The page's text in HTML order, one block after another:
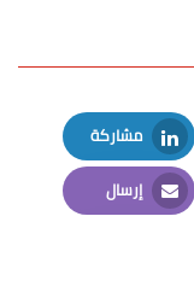
مشاركة
LinkedIn
إرسال
Email